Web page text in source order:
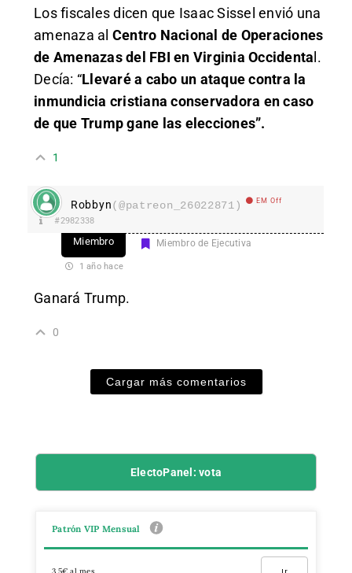
Los fiscales dicen que Isaac Sissel envió una
amenaza al Centro Nacional de Operaciones
de Amenazas del FBI en Virginia Occidenta l.
Decía: “Llevaré a cabo un ataque contra la
inmundicia cristiana conservadora en caso
de que Trump gane las elecciones”.
1
Robbyn(@patreon_26022871) EM Off
#2982338
Miembro Miembro de Ejecutiva
1 año hace
Ganará Trump.
0
Cargar más comentarios
ElectoPanel: vota
Patrón VIP Mensual